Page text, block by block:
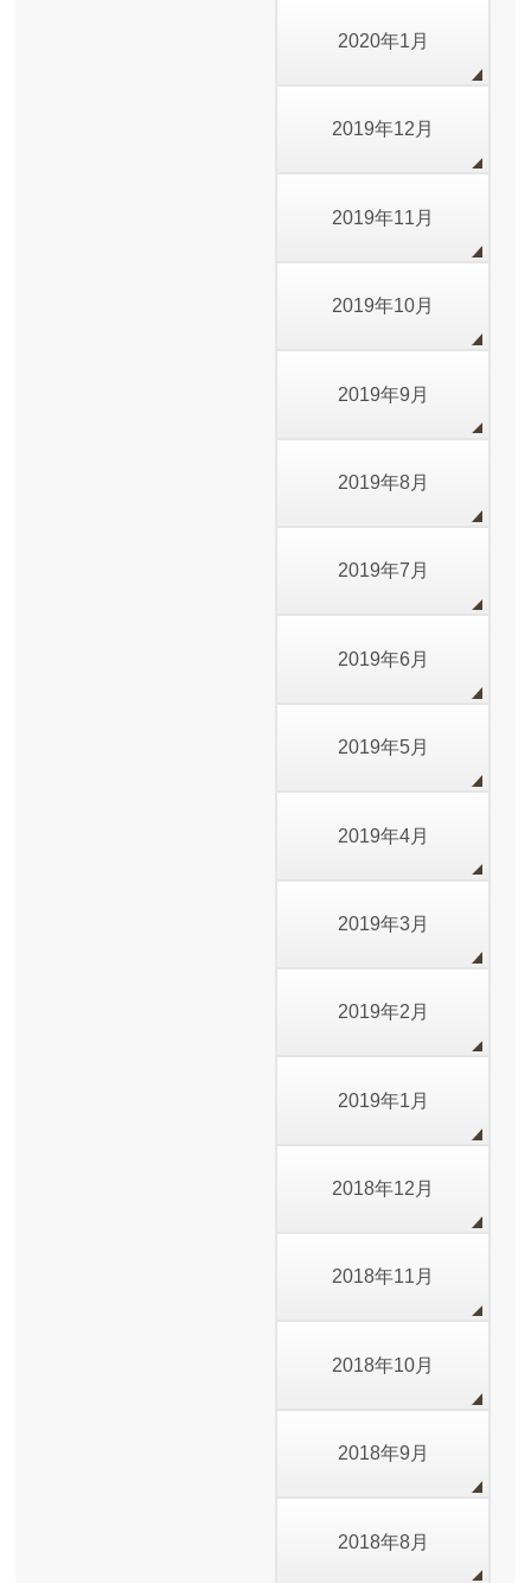
2020年1月
2019年12月
2019年11月
2019年10月
2019年9月
2019年8月
2019年7月
2019年6月
2019年5月
2019年4月
2019年3月
2019年2月
2019年1月
2018年12月
2018年11月
2018年10月
2018年9月
2018年8月